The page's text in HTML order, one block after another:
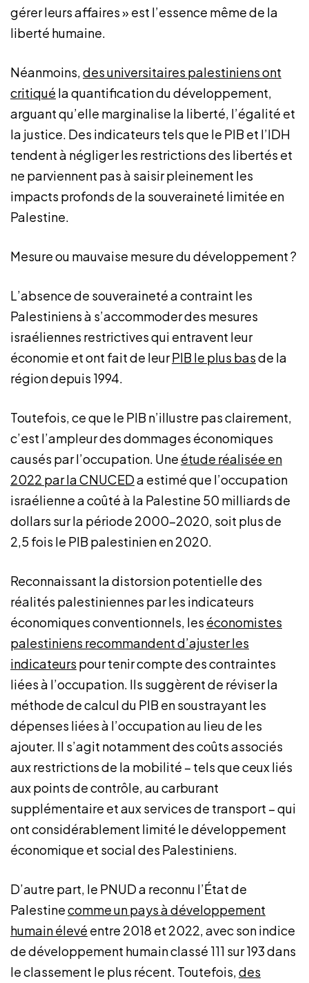
gérer leurs affaires » est l’essence même de la
liberté humaine.
Néanmoins,des universitaires palestiniens ont
critiqué la quantification du développement,
arguant qu’elle marginalise la liberté, l’égalité et
la justice. Des indicateurs tels que le PIB et l’IDH
tendent à négliger les restrictions des libertés et
ne parviennent pas à saisir pleinement les
impacts profonds de la souveraineté limitée en
Palestine.
Mesure ou mauvaise mesure du développement ?
L’absence de souveraineté a contraint les
Palestiniens à s’accommoder des mesures
israéliennes restrictives qui entravent leur
économie et ont fait de leurPIB le plus basde la
région depuis 1994.
Toutefois, ce que le PIB n’illustre pas clairement,
c’est l’ampleur des dommages économiques
causés par l’occupation. Une étude réalisée en
2022 par la CNUCEDa estimé que l’occupation
israélienne a coûté à la Palestine 50 milliards de
dollars sur la période 2000-2020, soit plus de
2,5 fois le PIB palestinien en 2020.
Reconnaissant la distorsion potentielle des
réalités palestiniennes par les indicateurs
économiques conventionnels, les économistes
palestiniens recommandent d’ajuster les
indicateurs pour tenir compte des contraintes
liées à l’occupation. Ils suggèrent de réviser la
méthode de calcul du PIB en soustrayant les
dépenses liées à l’occupation au lieu de les
ajouter. Il s’agit notamment des coûts associés
aux restrictions de la mobilité – tels que ceux liés
aux points de contrôle, au carburant
supplémentaire et aux services de transport – qui
ont considérablement limité le développement
économique et social des Palestiniens.
D’autre part, le PNUD a reconnu l’État de
Palestinecomme un pays à développement
humain élevé entre 2018 et 2022, avec son indice
de développement humain classé 111 sur 193 dans
le classement le plus récent. Toutefois,des